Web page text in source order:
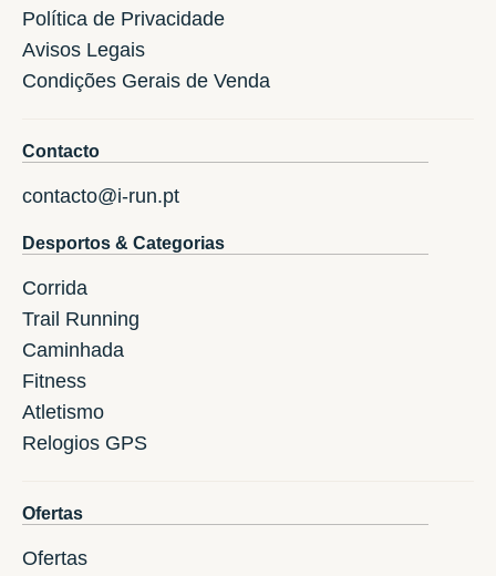
Política de Privacidade
Avisos Legais
Condições Gerais de Venda
Contacto
contacto@i-run.pt
Desportos & Categorias
Corrida
Trail Running
Caminhada
Fitness
Atletismo
Relogios GPS
Ofertas
Ofertas